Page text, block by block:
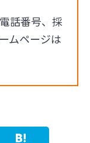
話番号、採
ムページは